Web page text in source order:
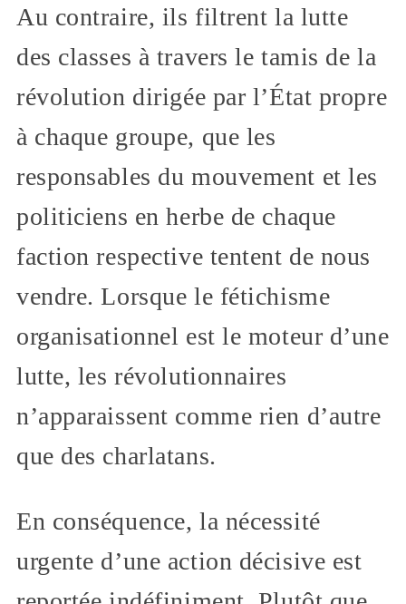
Au contraire, ils filtrent la lutte
des classes à travers le tamis de la
révolution dirigée par l’État propre
à chaque groupe, que les
responsables du mouvement et les
politiciens en herbe de chaque
faction respective tentent de nous
vendre. Lorsque le fétichisme
organisationnel est le moteur d’une
lutte, les révolutionnaires
n’apparaissent comme rien d’autre
que des charlatans.
En conséquence, la nécessité
urgente d’une action décisive est